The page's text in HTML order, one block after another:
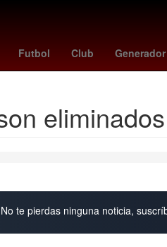
Futbol Club
Morelia crédito Al Nassr
eliminados
te pierdas ninguna noticia,